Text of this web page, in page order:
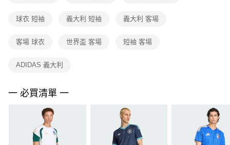
１．透過由恩沛科技股份有限公司提供之「AFTEE先享後付」服務完成之交
權轉讓予恩沛科技股份有限公司。
３．未成年的使用者請事先徵得法定代理人或監護人之同意方可使用
４．使用「AFTEE先享後付」時，將依據個別帳號之用戶狀況，依本公司即
請求用戶進行身份認證。
５．嚴禁一人註冊多個帳號或使用他人資訊註冊。若發現惡意使用之情形，
恩沛科技股份有限公司將有權停止該用戶之使用額度並採取法律行動。
球衣 短袖 義大利 短袖 義大利 客場
客場 球衣 世界盃 客場 短袖 客場
ADIDAS 義大利
一 必買清單 一